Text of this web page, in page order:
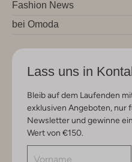
Fashion News
bei Omoda
Lass uns in
Bleib auf dem Laufenden
exklusiven Angeboten, nur
Newsletter und gewinne
Wert von €150.